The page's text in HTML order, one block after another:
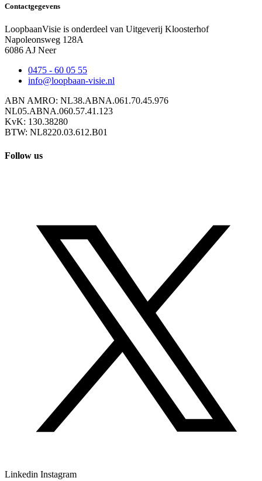
Contactgegevens
LoopbaanVisie is onderdeel van Uitgeverij Kloosterhof
Napoleonsweg 128A
6086 AJ Neer
0475 - 60 05 55
info@loopbaan-visie.nl
ABN AMRO: NL38.ABNA.061.70.45.976
NL05.ABNA.060.57.41.123
KvK: 130.38280
BTW: NL8220.03.612.B01
Follow us
Linkedin Instagram